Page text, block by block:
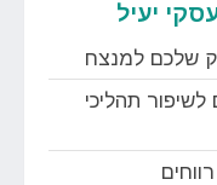
שלכם למנצח
תהליכי